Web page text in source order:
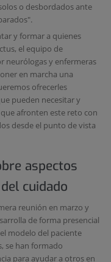
o desbordados ante
y formar a quienes
el equipo de
neurólogas y enfermeras
en marcha una
ofrecerles
pueden necesitar y
afronten este reto con
desde el punto de vista
aspectos
cuidado
reunión en marzo y
de forma presencial
modelo del paciente
se han formado
para ayudar a otros en